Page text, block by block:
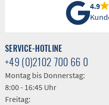
4.9
SERVICE-HOTLINE
+49 (0)2102 700 66 0
Montag bis Donnerstag:
8:00 - 16:45 Uhr
Freitag: